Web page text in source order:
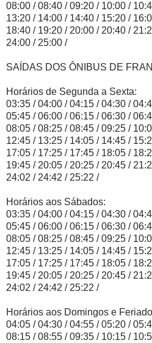
08:00 / 08:40 / 09:20 / 10:00 /
13:20 / 14:00 / 14:40 / 15:20 /
18:40 / 19:20 / 20:00 / 20:40 /
24:00 / 25:00 /
SAÍDAS DOS ÔNIBUS DE
Horários de Segunda a Sexta:
03:35 / 04:00 / 04:15 / 04:30 /
05:45 / 06:00 / 06:15 / 06:30 /
08:05 / 08:25 / 08:45 / 09:25 /
12:45 / 13:25 / 14:05 / 14:45 /
17:05 / 17:25 / 17:45 / 18:05 /
19:45 / 20:05 / 20:25 / 20:45 /
24:02 / 24:42 / 25:22 /
Horários aos Sábados:
03:35 / 04:00 / 04:15 / 04:30 /
05:45 / 06:00 / 06:15 / 06:30 /
08:05 / 08:25 / 08:45 / 09:25 /
12:45 / 13:25 / 14:05 / 14:45 /
17:05 / 17:25 / 17:45 / 18:05 /
19:45 / 20:05 / 20:25 / 20:45 /
24:02 / 24:42 / 25:22 /
Horários aos Domingos e
04:05 / 04:30 / 04:55 / 05:20 /
08:15 / 08:55 / 09:35 / 10:15 /